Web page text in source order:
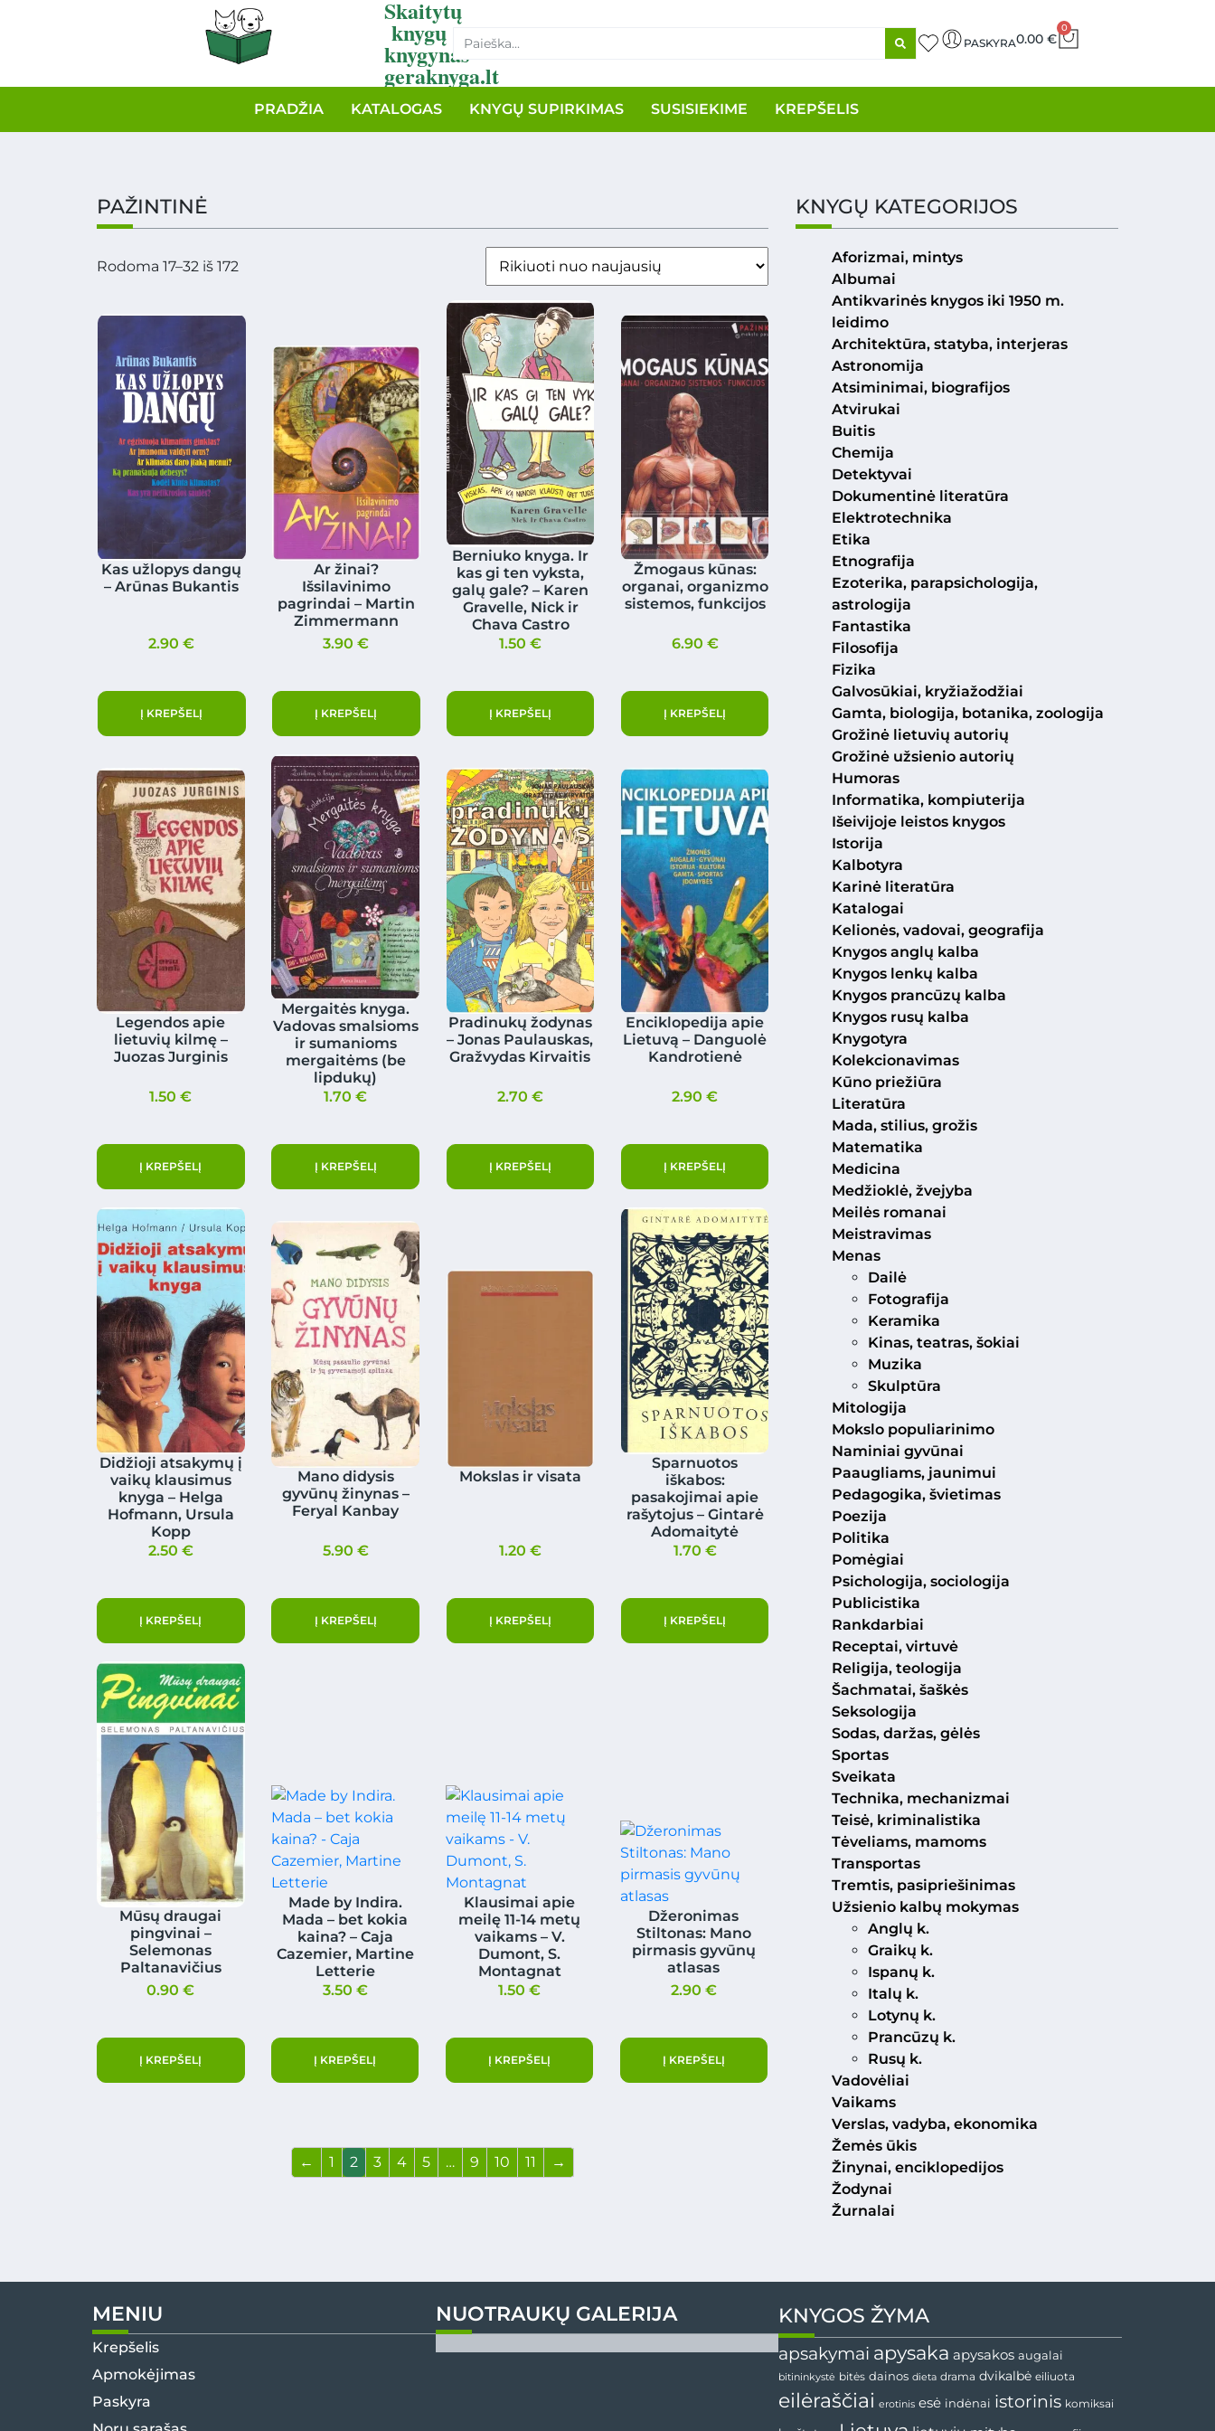
Skaitytų
knygų
knygynas
geraknyga.lt
PASKYRA0.00 €
0
PRADŽIA KATALOGAS KNYGŲ SUPIRKIMAS SUSISIEKIME KREPŠELIS
PAŽINTINĖ
Rodoma 17–32 iš 172
Kas užlopys dangų
– Arūnas Bukantis
2.90€
Į KREPŠELĮ
Ar žinai?
Išsilavinimo
pagrindai – Martin
Zimmermann
3.90€
Į KREPŠELĮ
Berniuko knyga. Ir
kas gi ten vyksta,
galų gale? – Karen
Gravelle, Nick ir
Chava Castro
1.50€
Į KREPŠELĮ
Žmogaus kūnas:
organai, organizmo
sistemos, funkcijos
6.90 €
Į KREPŠELĮ
Legendos apie
lietuvių kilmę –
Juozas Jurginis
1.50€
Į KREPŠELĮ
Mergaitės knyga.
Vadovas smalsioms
ir sumanioms
mergaitėms (be
lipdukų)
1.70€
Į KREPŠELĮ
Pradinukų žodynas
– Jonas Paulauskas,
Gražvydas Kirvaitis
2.70 €
Į KREPŠELĮ
Enciklopedija apie
Lietuvą – Danguolė
Kandrotienė
2.90€
Į KREPŠELĮ
Didžioji atsakymų į
vaikų klausimus
knyga – Helga
Hofmann, Ursula
Kopp
2.50 €
Į KREPŠELĮ
Mano didysis
gyvūnų žinynas –
Feryal Kanbay
5.90 €
Į KREPŠELĮ
Mokslas ir visata
1.20 €
Į KREPŠELĮ
Sparnuotos
iškabos:
pasakojimai apie
rašytojus – Gintarė
Adomaitytė
1.70 €
Į KREPŠELĮ
Mūsų draugai
pingvinai –
Selemonas
Paltanavičius
0.90€
Į KREPŠELĮ
Made by Indira.
Mada – bet kokia
kaina? – Caja
Cazemier, Martine
Letterie
3.50 €
Į KREPŠELĮ
Klausimai apie
meilę 11-14 metų
vaikams – V.
Dumont, S.
Montagnat
1.50€
Į KREPŠELĮ
Džeronimas
Stiltonas: Mano
pirmasis gyvūnų
atlasas
2.90 €
Į KREPŠELĮ
← 1 2 3 4 5 … 9 10 11 →
KNYGŲ KATEGORIJOS
Aforizmai, mintys
Albumai
Antikvarinės knygos iki 1950 m.
leidimo
Architektūra, statyba, interjeras
Astronomija
Atsiminimai, biografijos
Atvirukai
Buitis
Chemija
Detektyvai
Dokumentinė literatūra
Elektrotechnika
Etika
Etnografija
Ezoterika, parapsichologija,
astrologija
Fantastika
Filosofija
Fizika
Galvosūkiai, kryžiažodžiai
Gamta, biologija, botanika, zoologija
Grožinė lietuvių autorių
Grožinė užsienio autorių
Humoras
Informatika, kompiuterija
Išeivijoje leistos knygos
Istorija
Kalbotyra
Karinė literatūra
Katalogai
Kelionės, vadovai, geografija
Knygos anglų kalba
Knygos lenkų kalba
Knygos prancūzų kalba
Knygos rusų kalba
Knygotyra
Kolekcionavimas
Kūno priežiūra
Literatūra
Mada, stilius, grožis
Matematika
Medicina
Medžioklė, žvejyba
Meilės romanai
Meistravimas
Menas
Dailė
Fotografija
Keramika
Kinas, teatras, šokiai
Muzika
Skulptūra
Mitologija
Mokslo populiarinimo
Naminiai gyvūnai
Paaugliams, jaunimui
Pedagogika, švietimas
Poezija
Politika
Pomėgiai
Psichologija, sociologija
Publicistika
Rankdarbiai
Receptai, virtuvė
Religija, teologija
Šachmatai, šaškės
Seksologija
Sodas, daržas, gėlės
Sportas
Sveikata
Technika, mechanizmai
Teisė, kriminalistika
Tėveliams, mamoms
Transportas
Tremtis, pasipriešinimas
Užsienio kalbų mokymas
Anglų k.
Graikų k.
Ispanų k.
Italų k.
Lotynų k.
Prancūzų k.
Rusų k.
Vadovėliai
Vaikams
Verslas, vadyba, ekonomika
Žemės ūkis
Žinynai, enciklopedijos
Žodynai
Žurnalai
MENIU
Krepšelis
Apmokėjimas
Paskyra
NUOTRAUKŲ GALERIJA KNYGOS ŽYMA
apsakymai apysaka apysakos augalai
bitininkystė bitės dainos dieta drama dvikalbė eiliuota
eilėraščiai erotinis esė indėnai istorinis komiksai